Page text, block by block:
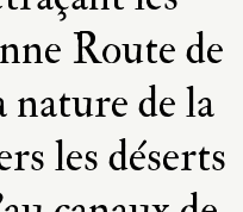
Route de
nature de la
les déserts